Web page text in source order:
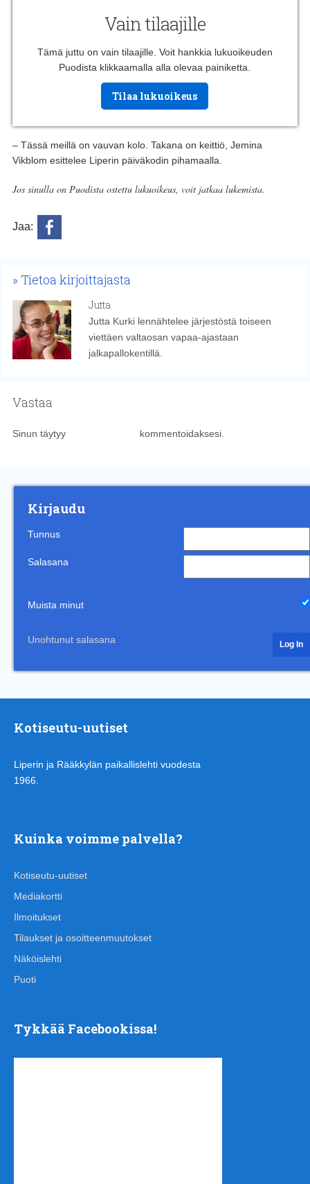
Vain tilaajille
Tämä juttu on vain tilaajille. Voit hankkia lukuoikeuden
Puodista klikkaamalla alla olevaa painiketta.
Tilaa lukuoikeus
– Tässä meillä on vauvan kolo. Takana on keittiö, Jemina
Vikblom esittelee Liperin päiväkodin pihamaalla.
Jos sinulla on Puodista ostettu lukuoikeus, voit jatkaa lukemista.
Jaa:
Tietoa kirjoittajasta
Jutta
Jutta Kurki lennähtelee järjestöstä toiseen
viettäen valtaosan vapaa-ajastaan
jalkapallokentillä.
Vastaa
Sinun täytyy kommentoidaksesi.
Kirjaudu
Tunnus
Salasana
Muista minut
Unohtunut salasana
Kotiseutu-uutiset
Liperin ja Rääkkylän paikallislehti vuodesta
1966.
Kuinka voimme palvella?
Kotiseutu-uutiset
Mediakortti
Ilmoitukset
Tilaukset ja osoitteenmuutokset
Näköislehti
Puoti
Tykkää Facebookissa!